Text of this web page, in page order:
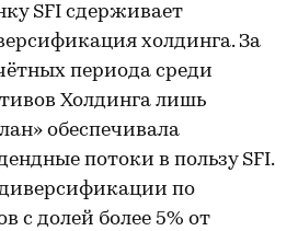
SFI сдерживает
холдинга. За
периода среди
Холдинга лишь
обеспечивала
потоки в пользу SFI.
по
с долей более 5% от